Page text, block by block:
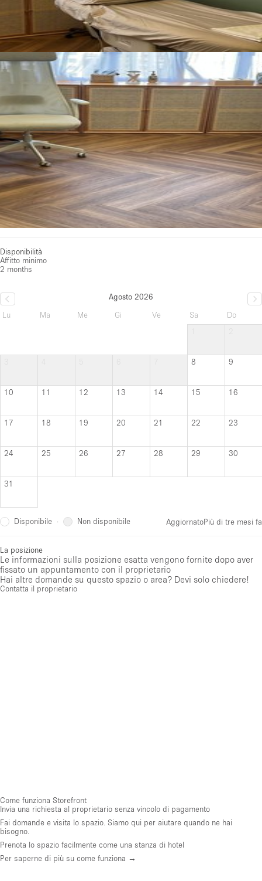
Disponibilità
Affitto minimo
2 months
Agosto 2026
Lu
Ma Me Gi Ve Sa
Do
8 9
10 11 12 13 14 15 16
17 18 19 20 21 22 23
24 25 26 27 28 29 30
31
Disponibile · Non disponibile AggiornatoPiù di tre mesi fa
La posizione
Le informazioni sulla posizione esatta vengono fornite dopo aver
fissato un appuntamento con il proprietario
Hai altre domande su questo spazio o area? Devi solo chiedere!
Contatta il proprietario
Come funziona Storefront
Invia una richiesta al proprietario senza vincolo di pagamento
Fai domande e visita lo spazio. Siamo qui per aiutare quando ne hai
bisogno.
Prenota lo spazio facilmente come una stanza di hotel
Per saperne di più su come funziona →